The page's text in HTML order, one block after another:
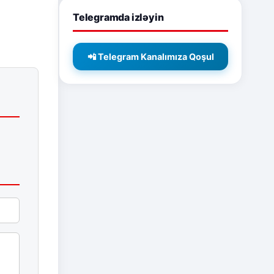
Telegramda izləyin
📲 Telegram Kanalımıza Qoşul